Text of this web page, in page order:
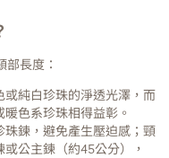
長度：
或純白珍珠的淨透光澤，而
色系珍珠相得益彰。
鍊，避免產生壓迫感；頸
公主鍊（約45公分），